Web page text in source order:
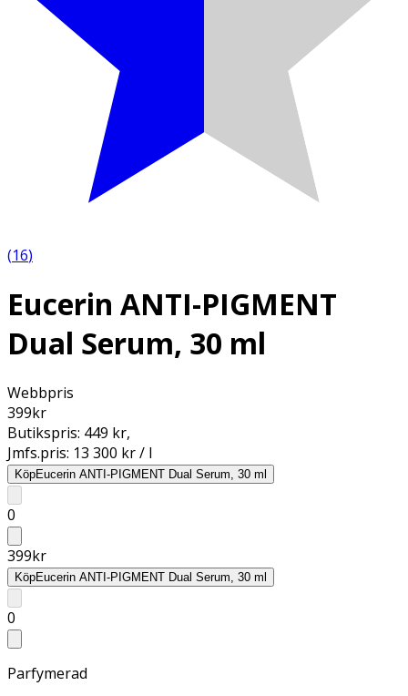
(16)
Eucerin ANTI-PIGMENT
Dual Serum, 30 ml
Webbpris
399kr
Butikspris: 449 kr,
Jmfs.pris: 13 300 kr / l
KöpEucerin ANTI-PIGMENT Dual Serum, 30 ml
0
399kr
KöpEucerin ANTI-PIGMENT Dual Serum, 30 ml
0
Parfymerad